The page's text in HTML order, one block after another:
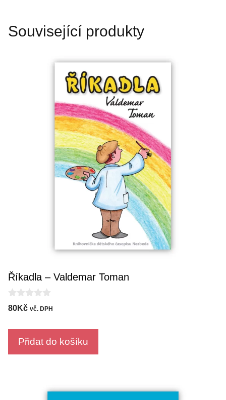
Související produkty
Říkadla – Valdemar Toman
0
o
t
5
80Kč vč. DPH
Přidat do košíku